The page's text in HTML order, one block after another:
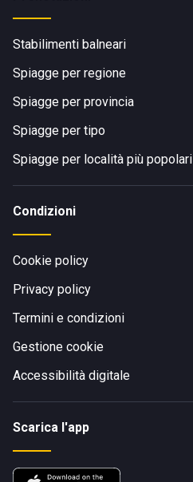
Stabilimenti balneari
Spiagge per regione
Spiagge per provincia
Spiagge per tipo
Spiagge per località più popolari
Condizioni
Cookie policy
Privacy policy
Termini e condizioni
Gestione cookie
Accessibilità digitale
Scarica l'app